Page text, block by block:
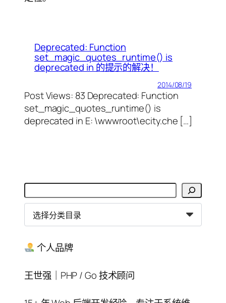
Deprecated: Function
set_magic_quotes_runtime() is
deprecated in 的提示的解决！
2014/08/19
Post Views: 83 Deprecated: Function
set_magic_quotes_runtime() is
deprecated in E: \wwwroot\ecity.che […]
搜
索
分
类
录 个人品牌
王世强｜PHP / Go 技术顾问